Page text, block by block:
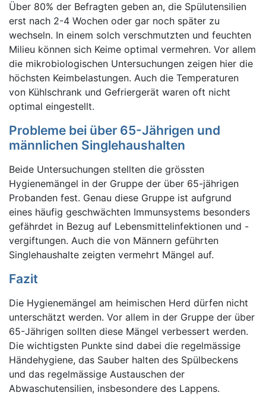
Über 80% der Befragten geben an, die Spülutensilien
erst nach 2-4 Wochen oder gar noch später zu
wechseln. In einem solch verschmutzten und feuchten
Milieu können sich Keime optimal vermehren. Vor allem
die mikrobiologischen Untersuchungen zeigen hier die
höchsten Keimbelastungen. Auch die Temperaturen
von Kühlschrank und Gefriergerät waren oft nicht
optimal eingestellt.
Probleme bei über 65-Jährigen und
männlichen Singlehaushalten
Beide Untersuchungen stellten die grössten
Hygienemängel in der Gruppe der über 65-jährigen
Probanden fest. Genau diese Gruppe ist aufgrund
eines häufig geschwächten Immunsystems besonders
gefährdet in Bezug auf Lebensmittelinfektionen und -
vergiftungen. Auch die von Männern geführten
Singlehaushalte zeigten vermehrt Mängel auf.
Fazit
Die Hygienemängel am heimischen Herd dürfen nicht
unterschätzt werden. Vor allem in der Gruppe der über
65-Jährigen sollten diese Mängel verbessert werden.
Die wichtigsten Punkte sind dabei die regelmässige
Händehygiene, das Sauber halten des Spülbeckens
und das regelmässige Austauschen der
Abwaschutensilien, insbesondere des Lappens.